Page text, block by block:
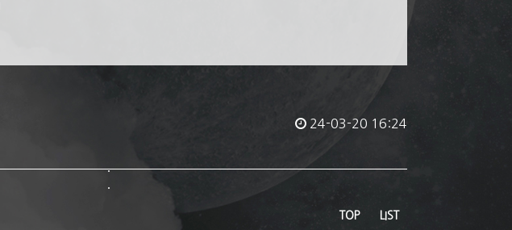
24-03-20 16:24
TOP LIST